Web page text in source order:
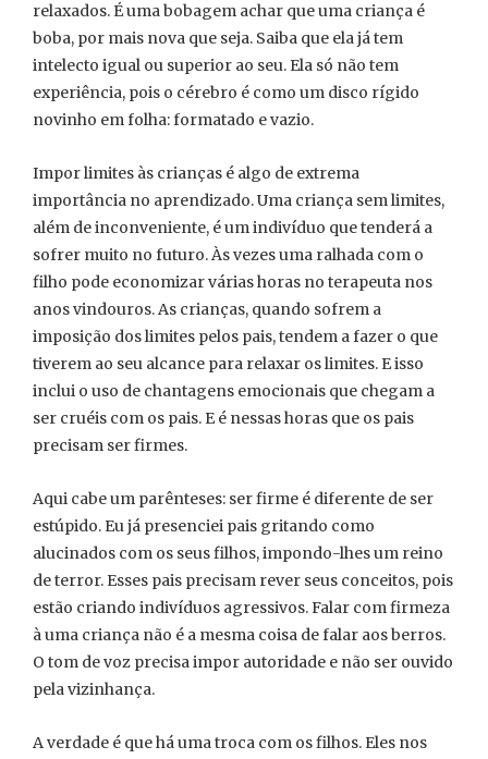
relaxados. É uma bobagem achar que uma criança é
boba, por mais nova que seja. Saiba que ela já tem
intelecto igual ou superior ao seu. Ela só não tem
experiência, pois o cérebro é como um disco rígido
novinho em folha: formatado e vazio.
Impor limites às crianças é algo de extrema
importância no aprendizado. Uma criança sem limites,
além de inconveniente, é um indivíduo que tenderá a
sofrer muito no futuro. Às vezes uma ralhada com o
filho pode economizar várias horas no terapeuta nos
anos vindouros. As crianças, quando sofrem a
imposição dos limites pelos pais, tendem a fazer o que
tiverem ao seu alcance para relaxar os limites. E isso
inclui o uso de chantagens emocionais que chegam a
ser cruéis com os pais. E é nessas horas que os pais
precisam ser firmes.
Aqui cabe um parênteses: ser firme é diferente de ser
estúpido. Eu já presenciei pais gritando como
alucinados com os seus filhos, impondo-lhes um reino
de terror. Esses pais precisam rever seus conceitos, pois
estão criando indivíduos agressivos. Falar com firmeza
à uma criança não é a mesma coisa de falar aos berros.
O tom de voz precisa impor autoridade e não ser ouvido
pela vizinhança.
A verdade é que há uma troca com os filhos. Eles nos